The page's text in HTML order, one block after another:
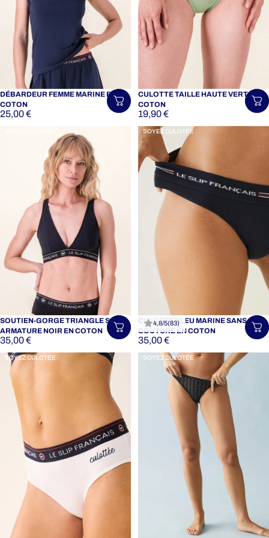
Choisir une taille
DÉBARDEUR FEMME MARINE EN
COTON
25,00 €
CULOTTE TAILLE HAUTE VERT EN
COTON
19,90 €
Choisir une taille
SOUTIEN-GORGE TRIANGLE SANS
ARMATURE NOIR EN COTON
35,00 €
SOYEZ CULOTÉE
4,8/5(83)
CULOTTE BLEU MARINE SANS
COUTURE EN COTON
35,00 €
SOYEZ CULOTÉE SOYEZ CULOTÉE